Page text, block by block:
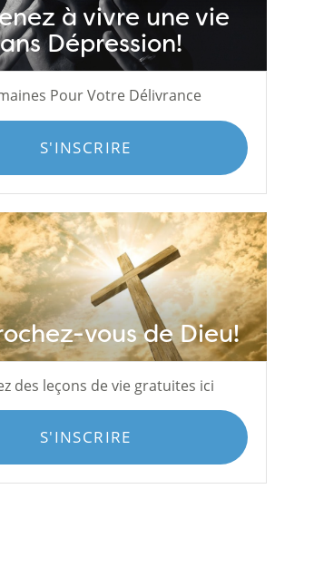
à vivre une vie
Dépression!
Pour Votre Délivrance
S'INSCRIRE
vous de Dieu!
des leçons de vie gratuites ici
S'INSCRIRE